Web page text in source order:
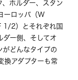
、ホルダー、スタン
ーロッパ（W
1/2）とそれぞれ国
ダー側、そしてオ
がどんなタイプの
換アダプターも常